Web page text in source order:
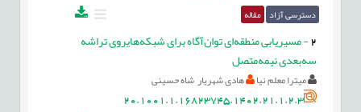
دسترسی آزاد مقاله
2
-مسیریابی منطقه‌ای توان‌آگاه برای شبکه‌هایروی تراشه
سه‌بعدی نیمه‌متصل
میترا معلم نیا هادی شهریار شاه حسینی
20.1001.1.16823745.1402.21.1.2.3